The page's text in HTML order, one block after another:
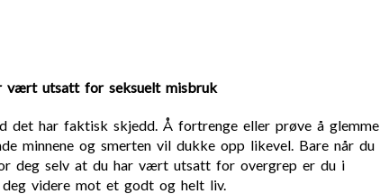
vært utsatt for seksuelt misbruk
det har faktisk skjedd. Å fortrenge eller prøve å glemme
minnene og smerten vil dukke opp likevel. Bare når du
deg selv at du har vært utsatt for overgrep er du i
videre mot et godt og helt liv.